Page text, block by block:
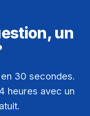
un
30 secondes.
heures avec un